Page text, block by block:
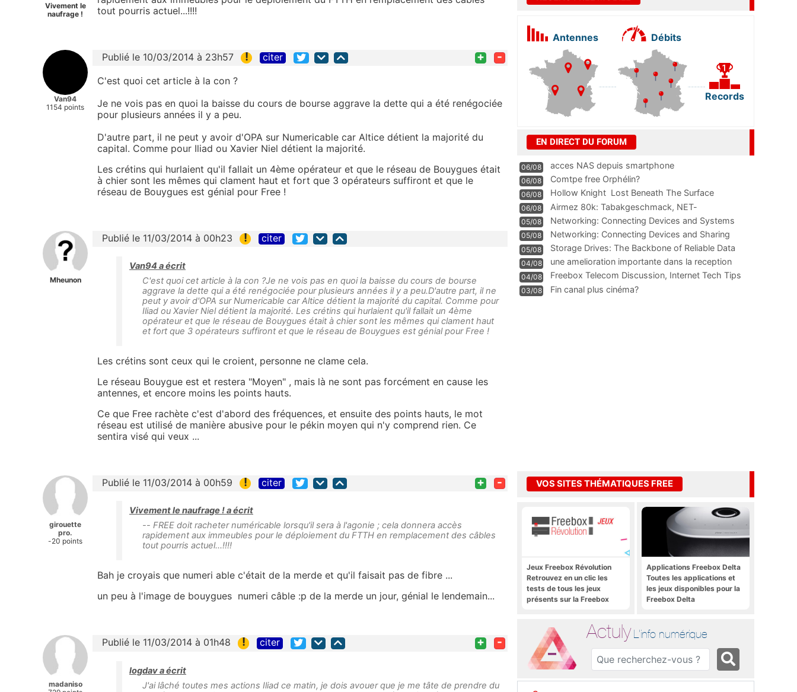
Vivement le
naufrage !
tout pourris actuel...!!!!
Van94
1154 points
Publié le 10/03/2014 à 23h57 ! citer + -
C'est quoi cet article à la con ?
Je ne vois pas en quoi la baisse du cours de bourse aggrave la dette qui a été renégociée
pour plusieurs années il y a peu.
D'autre part, il ne peut y avoir d'OPA sur Numericable car Altice détient la majorité du
capital. Comme pour Iliad ou Xavier Niel détient la majorité.
Les crétins qui hurlaient qu'il fallait un 4ème opérateur et que le réseau de Bouygues était
à chier sont les mêmes qui clament haut et fort que 3 opérateurs suffiront et que le
réseau de Bouygues est génial pour Free !
Mheunon
Publié le 11/03/2014 à 00h23 ! citer
Van94 a écrit
C'est quoi cet article à la con ?Je ne vois pas en quoi la baisse du cours de bourse
aggrave la dette qui a été renégociée pour plusieurs années il y a peu.D'autre part, il ne
peut y avoir d'OPA sur Numericable car Altice détient la majorité du capital. Comme pour
Iliad ou Xavier Niel détient la majorité. Les crétins qui hurlaient qu'il fallait un 4ème
opérateur et que le réseau de Bouygues était à chier sont les mêmes qui clament haut
et fort que 3 opérateurs suffiront et que le réseau de Bouygues est génial pour Free !
Les crétins sont ceux qui le croient, personne ne clame cela.
Le réseau Bouygue est et restera "Moyen" , mais là ne sont pas forcément en cause les
antennes, et encore moins les points hauts.
Ce que Free rachète c'est d'abord des fréquences, et ensuite des points hauts, le mot
réseau est utilisé de manière abusive pour le pékin moyen qui n'y comprend rien. Ce
sentira visé qui veux ...
girouette
pro.
-20 points
Publié le 11/03/2014 à 00h59 ! citer + -
Vivement le naufrage ! a écrit
-- FREE doit racheter numéricable lorsqu'il sera à l'agonie ; cela donnera accès
rapidement aux immeubles pour le déploiement du FTTH en remplacement des câbles
tout pourris actuel...!!!!
Bah je croyais que numeri able c'était de la merde et qu'il faisait pas de fibre ...
un peu à l'image de bouygues numeri câble :p de la merde un jour, génial le lendemain...
madaniso
Publié le 11/03/2014 à 01h48 ! citer + -
logdav a écrit
J'ai lâché toutes mes actions Iliad ce matin, je dois avouer que je me tâte de prendre du
Antennes Débits
Records
EN DIRECT DU FORUM
06/08 acces NAS depuis smartphone
06/08 Comtpe free Orphélin?
06/08 Hollow Knight  Lost Beneath The Surface
06/08
Airmez 80k: Tabakgeschmack, NET-
Technologie und Leistung im
05/08 Networking: Connecting Devices and Systems
05/08
Networking: Connecting Devices and Sharing
Information
05/08
Storage Drives: The Backbone of Reliable Data
Management
04/08
une amelioration importante dans la reception
WIFI
04/08
Freebox Telecom Discussion, Internet Tech Tips
Communi
03/08 Fin canal plus cinéma?
VOS SITES THÉMATIQUES FREE
Jeux Freebox Révolution
Retrouvez en un clic les
tests de tous les jeux
présents sur la Freebox
Applications Freebox Delta
Toutes les applications et
les jeux disponibles pour la
Freebox Delta
Actuly L'info numérique